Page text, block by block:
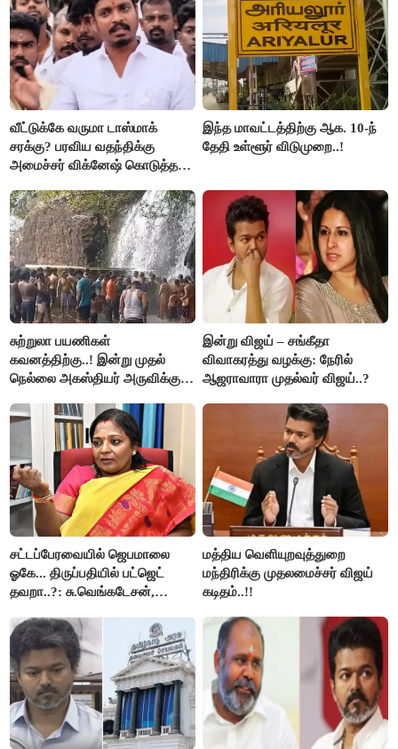
வீட்டுக்கே வருமா டாஸ்மாக்
சரக்கு? பரவிய வதந்திக்கு
அமைச்சர் விக்னேஷ் கொடுத்த
இந்த மாவட்டத்திற்கு ஆக. 10-ந்
தேதி உள்ளூர் விடுமுறை..!
சுற்றுலா பயணிகள்
கவனத்திற்கு..! இன்று முதல்
நெல்லை அகஸ்தியர் அருவிக்கு
இன்று விஜய் – சங்கீதா
விவாகரத்து வழக்கு: நேரில்
ஆஜராவாரா முதல்வர் விஜய்..?
சட்டப்பேரவையில் ஜெபமாலை
ஓகே... திருப்பதியில் பட்ஜெட்
தவறா..?: சு.வெங்கடேசன்,
கேள்வி..!
மத்திய வெளியுறவுத்துறை
மந்திரிக்கு முதலமைச்சர் விஜய்
கடிதம்..!!